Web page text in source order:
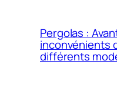
Pergolas :
inconvénients
différents